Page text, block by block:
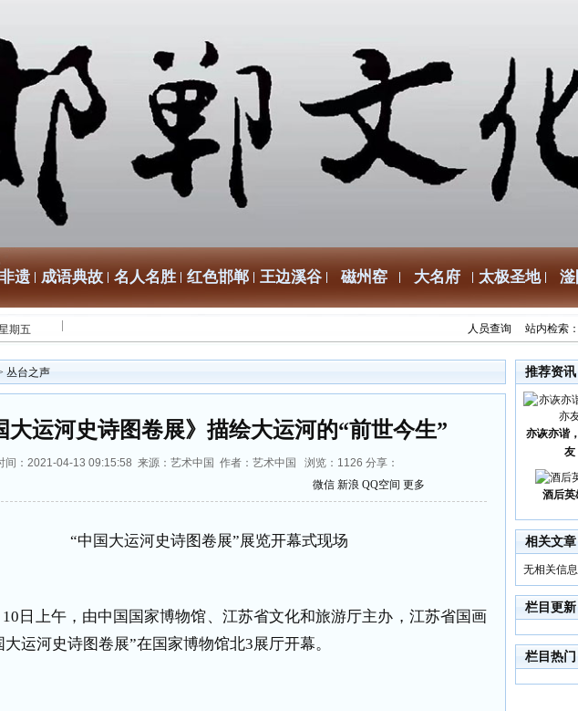
遗 成语典故 名人名胜 红色邯郸 王边溪谷 磁州窑 大名府 太极圣地
期五 人员查询 站内检索：
丛台之声
大运河史诗图卷展》描绘大运河的“前世今生”
间：2021-04-13 09:15:58 来源：艺术中国 作者：艺术中国 浏览： 1126 分享：
微信 新浪 QQ空间 更多
“中国大运河史诗图卷展”展览开幕式现场
10 日上午，由中国国家博物馆、江苏省文化和旅游厅主办，江苏省国画
大运河史诗图卷展”在国家博物馆北3展厅开幕。
推荐资讯
亦诙亦谐
友
酒后英
相关文章
无相关信息
栏目更新
栏目热门